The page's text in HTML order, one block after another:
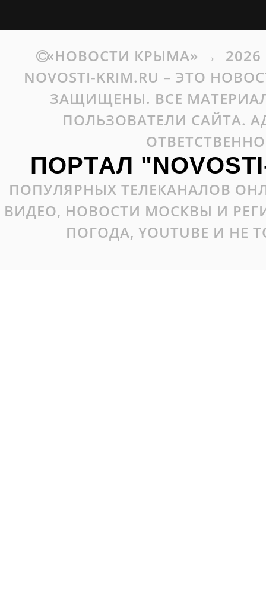
«НОВОСТИ КРЫМА» → 2026
NOVOSTI-KRIM.RU – ЭТО
ЗАЩИЩЕНЫ. ВСЕ
ПОЛЬЗОВАТЕЛИ САЙТА.
ПОРТАЛ
ПОПУЛЯРНЫХ ТЕЛЕКАНАЛОВ
ВИДЕО, НОВОСТИ МОСКВЫ И
ПОГОДА, YOUTUBE И